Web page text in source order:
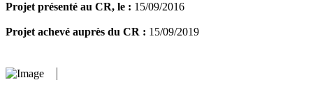
Projet présenté au CR, le : 15/09/2016
Projet achevé auprès du CR : 15/09/2019